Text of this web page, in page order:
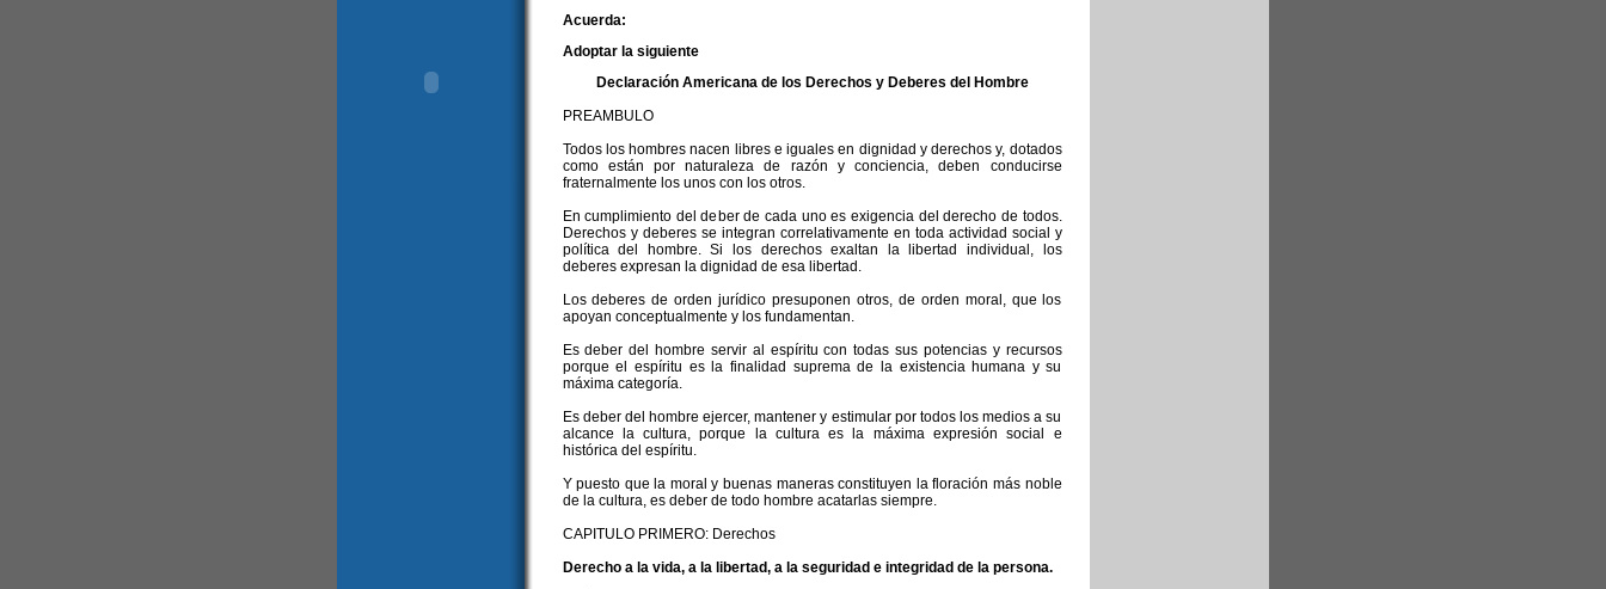
Acuerda:
Adoptar la siguiente
Declaración Americana de los Derechos y Deberes del Hombre
PREAMBULO
Todos los hombres nacen libres e iguales en dignidad y derechos y, dotados
como están por naturaleza de razón y conciencia, deben conducirse
fraternalmente los unos con los otros.
En cumplimiento del deber de cada uno es exigencia del derecho de todos.
Derechos y deberes se integran correlativamente en toda actividad social y
política del hombre. Si los derechos exaltan la libertad individual, los
deberes expresan la dignidad de esa libertad.
Los deberes de orden jurídico presuponen otros, de orden moral, que los
apoyan conceptualmente y los fundamentan.
Es deber del hombre servir al espíritu con todas sus potencias y recursos
porque el espíritu es la finalidad suprema de la existencia humana y su
máxima categoría.
Es deber del hombre ejercer, mantener y estimular por todos los medios a su
alcance la cultura, porque la cultura es la máxima expresión social e
histórica del espíritu.
Y puesto que la moral y buenas maneras constituyen la floración más noble
de la cultura, es deber de todo hombre acatarlas siempre.
CAPITULO PRIMERO: Derechos
Derecho a la vida, a la libertad, a la seguridad e integridad de la persona.